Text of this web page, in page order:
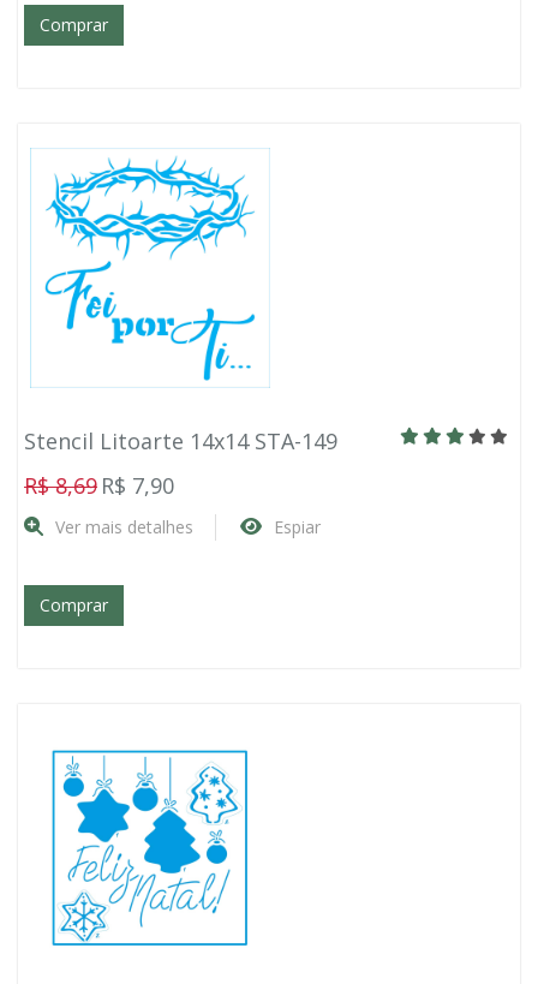
Comprar
Stencil Litoarte 14x14 STA-149
R$ 8,69 R$ 7,90
Ver mais detalhes Espiar
Comprar